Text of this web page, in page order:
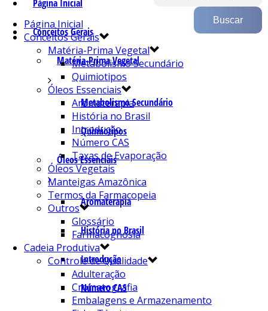
Página Inicial
Conceitos Gerais
Matéria-Prima Vegetal
Metabolismo Secundário
Quimiotipos
Óleos Essenciais
Aromaterapia
História no Brasil
Introdução
Número CAS
Página Inicial
Conceitos Gerais
Matéria-Prima Vegetal
Metabolismo Secundário
Quimiotipos
Óleos Essenciais
Aromaterapia
História no Brasil
Introdução
Número CAS
Taxas de Evaporação
Óleos Vegetais
Manteigas Amazônica
Termos da Farmacopeia
Outros
Glossário
Farmacognosia
Cadeia Produtiva
Controle de Qualidade
Adulteração
Cromatografia
Embalagens e Armazenamento